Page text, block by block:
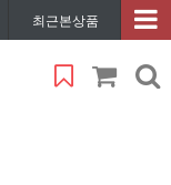
최근본상품